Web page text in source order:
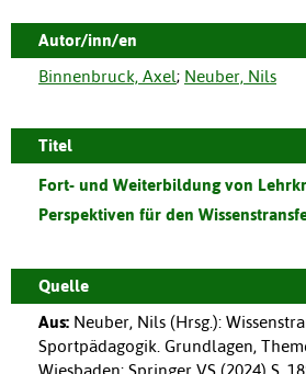
Autor/inn/en
Binnenbruck, Axel; Neuber, Nils
Titel
Fort- und Weiterbildung von
Perspektiven für den
Quelle
Aus: Neuber, Nils (Hrsg.):
Sportpädagogik. Grundlagen,
Wiesbaden: Springer VS (2024) S.